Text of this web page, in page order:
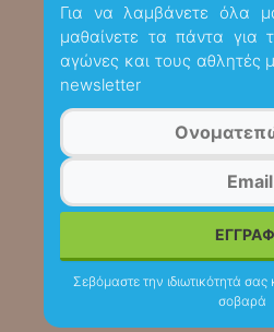
Για να λαμβάνετε όλα
μαθαίνετε τα πάντα για
αγώνες και τους αθλητές
newsletter
Σεβόμαστε την ιδιωτικότητά
σοβαρά